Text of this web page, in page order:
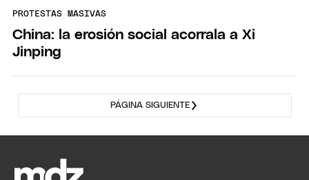
PROTESTAS MASIVAS
China: la erosión social acorrala a Xi
Jinping
PÁGINA SIGUIENTE